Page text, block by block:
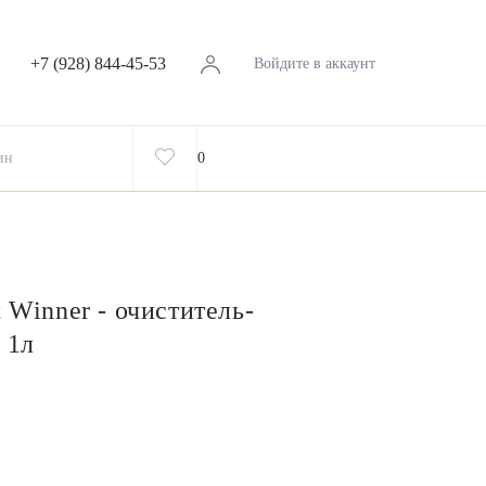
+7 (928) 844-45-53 Войдите в аккаунт
0
- очиститель-
1л